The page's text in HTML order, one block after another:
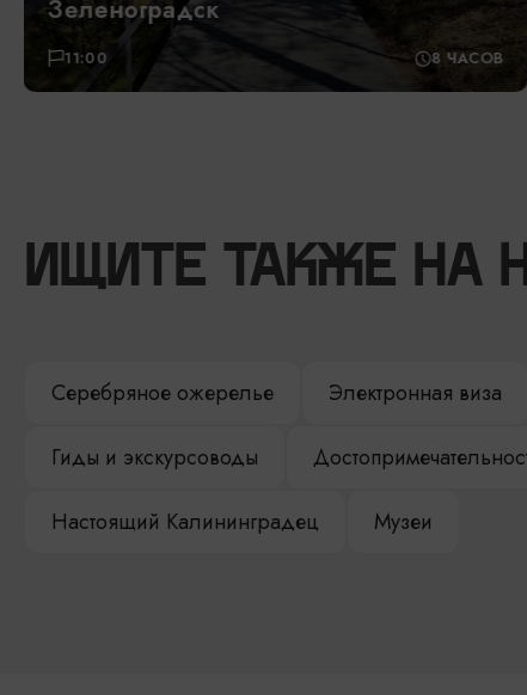
Калининграду
11:00 2-2,5 ЧАСА
ИЩИТЕ ТАКЖЕ НА
Серебряное ожерелье Электронная виза
Гиды и экскурсоводы
Настоящий Калининградец Музеи